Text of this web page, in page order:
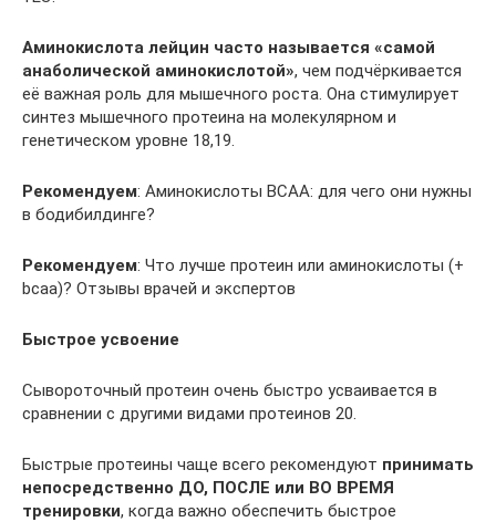
Аминокиcлота лейцин часто называется «самой
анаболической аминокислотой», чем подчёркивается
её важная роль для мышечного роста. Она стимулирует
синтез мышечного протеина на молекулярном и
генетическом уровне 18,19.
Рекомендуем: Аминокислоты BCAA: для чего они нужны
в бодибилдинге?
Рекомендуем: Что лучше протеин или аминокислоты (+
bcaa)? Отзывы врачей и экспертов
Быстрое усвоение
Сывороточный протеин очень быстро усваивается в
сравнении с другими видами протеинов 20.
Быстрые протеины чаще всего рекомендуют принимать
непосредственно ДО, ПОСЛЕ или ВО ВРЕМЯ
тренировки, когда важно обеспечить быстрое